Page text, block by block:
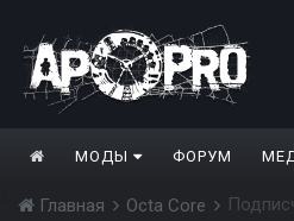
МОДЫ ФОРУМ
Главная Octa Core